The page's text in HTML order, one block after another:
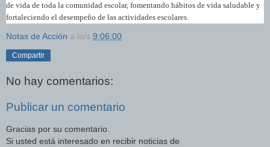
de vida de toda la comunidad escolar, fomentando hábitos de vida saludable y
fortaleciendo el desempeño de las actividades escolares.
Notas de Acción a la/s 9:06:00
Compartir
No hay comentarios:
Publicar un comentario
Gracias por su comentario.
Si usted está interesado en recibir noticias de